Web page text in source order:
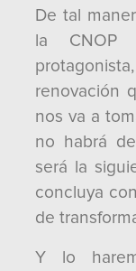
De tal
la
renovación
nos va a
no habrá
será la
concluya
de
Y lo